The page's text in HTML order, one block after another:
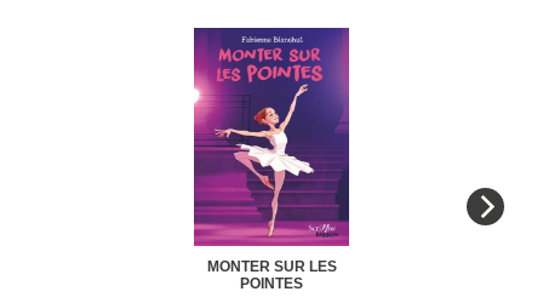
MONTER SUR LES
POINTES